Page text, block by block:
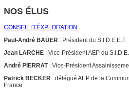
NOS ÉLUS
CONSEIL D'ÉXPLOITATION
Paul-André BAUER : Président du S.I.D.E.E.T.
Jean LARCHE : Vice-Président AEP du
André PIERRAT: Vice-Président
Patrick BECKER : délégué AEP de la
France